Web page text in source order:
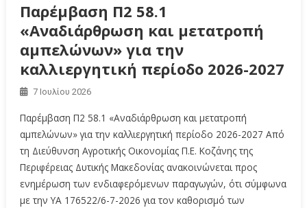
Παρέμβαση Π2 58.1
«Αναδιάρθρωση και μετατροπή
αμπελώνων» για την
καλλιεργητική περίοδο 2026-2027
7 Ιουλίου 2026
Παρέμβαση Π2 58.1 «Αναδιάρθρωση και μετατροπή
αμπελώνων» για την καλλιεργητική περίοδο 2026-2027 Από
τη Διεύθυνση Αγροτικής Οικονομίας Π.Ε. Κοζάνης της
Περιφέρειας Δυτικής Μακεδονίας ανακοινώνεται προς
ενημέρωση των ενδιαφερόμενων παραγωγών, ότι σύμφωνα
με την ΥΑ 176522/6-7-2026 για τον καθορισμό των